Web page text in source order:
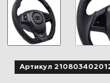
Артикул